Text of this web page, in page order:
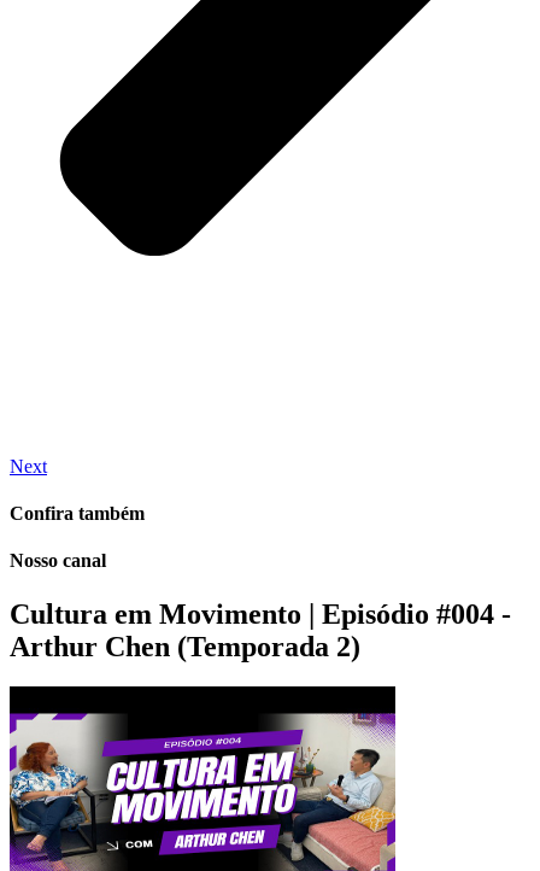
Next
Confira também
Nosso canal
Cultura em Movimento | Episódio #004 -
Arthur Chen (Temporada 2)